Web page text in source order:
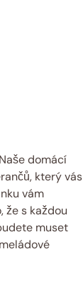
domácí
který vás
vám
že s každou
muset